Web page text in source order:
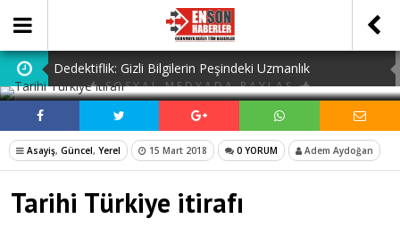
Dedektiflik: Gizli Bilgilerin Peşindeki Uzmanlık
Dijital Ürün Pasaportu Firmaları: En İyi 10 Şirket
Ucuz Hazır Sistem ile İşletme Maliyetlerinizi Düşürün
Navigating Istanbul: The Essential Guide to Airport
Transfer Istanbul Airport
Lefkoşa’da Satılık Dairelerle Yeni Bir Başlangıç Yapın
SOSYAL MEDYADA PAYLAŞ
Asayiş, Güncel, Yerel 15 Mart 2018 0 YORUM Adem Aydoğan
Tarihi Türkiye itirafı